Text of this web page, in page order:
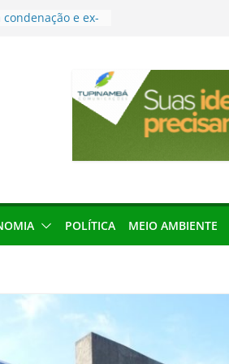
e ex-
podem barrar
de 2026 no
Amazônia
em São
discurso de
defesa do
públicaPOLÍTICA MEIO AMBIENTE